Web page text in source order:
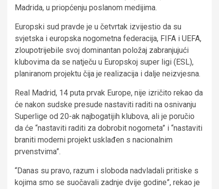
Madrida, u priopćenju poslanom medijima.
Europski sud pravde je u četvrtak izvijestio da su
svjetska i europska nogometna federacija, FIFA i UEFA,
zloupotrijebile svoj dominantan položaj zabranjujući
klubovima da se natječu u Europskoj super ligi (ESL),
planiranom projektu čija je realizacija i dalje neizvjesna.
Real Madrid, 14 puta prvak Europe, nije izričito rekao da
će nakon sudske presude nastaviti raditi na osnivanju
Superlige od 20-ak najbogatijih klubova, ali je poručio
da će “nastaviti raditi za dobrobit nogometa” i “nastaviti
braniti moderni projekt usklađen s nacionalnim
prvenstvima”.
“Danas su pravo, razum i sloboda nadvladali pritiske s
kojima smo se suočavali zadnje dvije godine”, rekao je